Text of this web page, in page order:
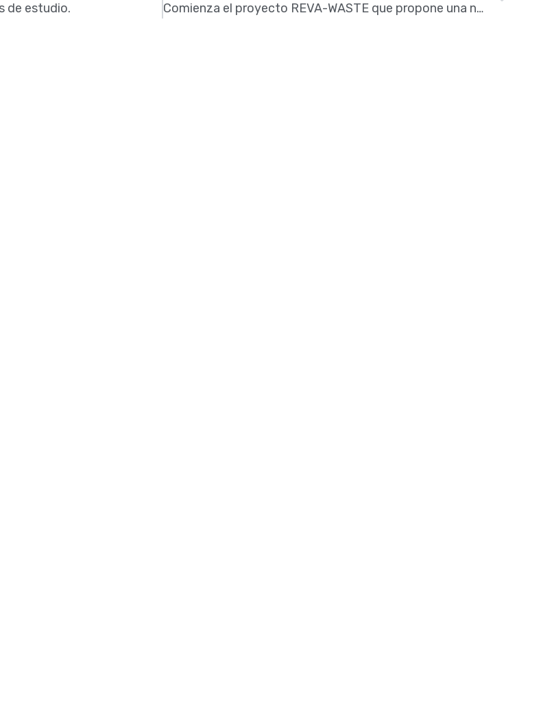
de estudio. Comienza el proyecto REVA-WASTE que propone una nueva jerarquía para el tratamiento de residuos